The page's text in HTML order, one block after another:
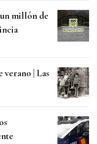
millón de
| Las